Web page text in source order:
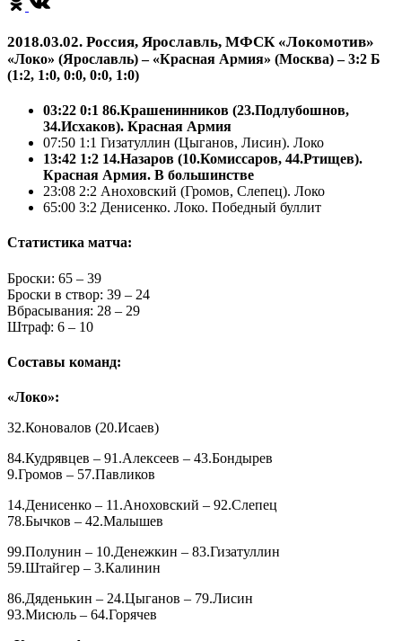
2018.03.02. Россия, Ярославль, МФСК «Локомотив»
«Локо» (Ярославль) – «Красная Армия» (Москва) – 3:2 Б
(1:2, 1:0, 0:0, 0:0, 1:0)
03:22 0:1 86.Крашенинников (23.Подлубошнов,
34.Исхаков). Красная Армия
07:50 1:1 Гизатуллин (Цыганов, Лисин). Локо
13:42 1:2 14.Назаров (10.Комиссаров, 44.Ртищев).
Красная Армия. В большинстве
23:08 2:2 Аноховский (Громов, Слепец). Локо
65:00 3:2 Денисенко. Локо. Победный буллит
Статистика матча:
Броски: 65 – 39
Броски в створ: 39 – 24
Вбрасывания: 28 – 29
Штраф: 6 – 10
Составы команд:
«Локо»:
32.Коновалов (20.Исаев)
84.Кудрявцев – 91.Алексеев – 43.Бондырев
9.Громов – 57.Павликов
14.Денисенко – 11.Аноховский – 92.Слепец
78.Бычков – 42.Малышев
99.Полунин – 10.Денежкин – 83.Гизатуллин
59.Штайгер – 3.Калинин
86.Дяденькин – 24.Цыганов – 79.Лисин
93.Мисюль – 64.Горячев